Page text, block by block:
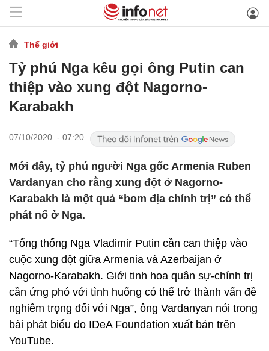
Thế giới
Tỷ phú Nga kêu gọi ông Putin can
thiệp vào xung đột Nagorno-
Karabakh
07/10/2020 - 07:20
Mới đây, tỷ phú người Nga gốc Armenia Ruben
Vardanyan cho rằng xung đột ở Nagorno-
Karabakh là một quả “bom địa chính trị” có thể
phát nổ ở Nga.
“Tổng thống Nga Vladimir Putin cần can thiệp vào
cuộc xung đột giữa Armenia và Azerbaijan ở
Nagorno-Karabakh. Giới tinh hoa quân sự-chính trị
cần ứng phó với tình huống có thể trở thành vấn đề
nghiêm trọng đối với Nga”, ông Vardanyan nói trong
bài phát biểu do IDeA Foundation xuất bản trên
YouTube.